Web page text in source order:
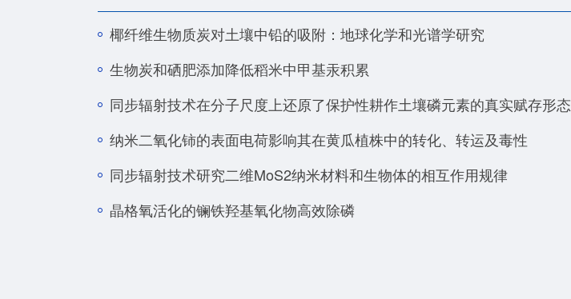
椰纤维生物质炭对土壤中铅的吸附：地球化学和光谱学研究
生物炭和硒肥添加降低稻米中甲基汞积累
同步辐射技术在分子尺度上还原了保护性耕作土壤磷元素的真实赋存形态
纳米二氧化铈的表面电荷影响其在黄瓜植株中的转化、转运及毒性
同步辐射技术研究二维MoS2纳米材料和生物体的相互作用规律
晶格氧活化的镧铁羟基氧化物高效除磷